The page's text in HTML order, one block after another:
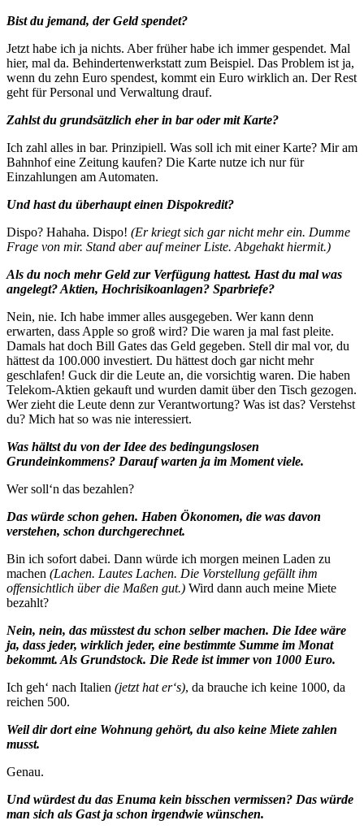
Bist du jemand, der Geld spendet?
Jetzt habe ich ja nichts. Aber früher habe ich immer gespendet. Mal
hier, mal da. Behindertenwerkstatt zum Beispiel. Das Problem ist ja,
wenn du zehn Euro spendest, kommt ein Euro wirklich an. Der Rest
geht für Personal und Verwaltung drauf.
Zahlst du grundsätzlich eher in bar oder mit Karte?
Ich zahl alles in bar. Prinzipiell. Was soll ich mit einer Karte? Mir am
Bahnhof eine Zeitung kaufen? Die Karte nutze ich nur für
Einzahlungen am Automaten.
Und hast du überhaupt einen Dispokredit?
Dispo? Hahaha. Dispo! (Er kriegt sich gar nicht mehr ein. Dumme
Frage von mir. Stand aber auf meiner Liste. Abgehakt hiermit.)
Als du noch mehr Geld zur Verfügung hattest. Hast du mal was
angelegt? Aktien, Hochrisikoanlagen? Sparbriefe?
Nein, nie. Ich habe immer alles ausgegeben. Wer kann denn
erwarten, dass Apple so groß wird? Die waren ja mal fast pleite.
Damals hat doch Bill Gates das Geld gegeben. Stell dir mal vor, du
hättest da 100.000 investiert. Du hättest doch gar nicht mehr
geschlafen! Guck dir die Leute an, die vorsichtig waren. Die haben
Telekom-Aktien gekauft und wurden damit über den Tisch gezogen.
Wer zieht die Leute denn zur Verantwortung? Was ist das? Verstehst
du? Mich hat so was nie interessiert.
Was hältst du von der Idee des bedingungslosen
Grundeinkommens? Darauf warten ja im Moment viele.
Wer soll‘n das bezahlen?
Das würde schon gehen. Haben Ökonomen, die was davon
verstehen, schon durchgerechnet.
Bin ich sofort dabei. Dann würde ich morgen meinen Laden zu
machen (Lachen. Lautes Lachen. Die Vorstellung gefällt ihm
offensichtlich über die Maßen gut.) Wird dann auch meine Miete
bezahlt?
Nein, nein, das müsstest du schon selber machen. Die Idee wäre
ja, dass jeder, wirklich jeder, eine bestimmte Summe im Monat
bekommt. Als Grundstock. Die Rede ist immer von 1000 Euro.
Ich geh‘ nach Italien (jetzt hat er‘s), da brauche ich keine 1000, da
reichen 500.
Weil dir dort eine Wohnung gehört, du also keine Miete zahlen
musst.
Genau.
Und würdest du das Enuma kein bisschen vermissen? Das würde
man sich als Gast ja schon irgendwie wünschen.